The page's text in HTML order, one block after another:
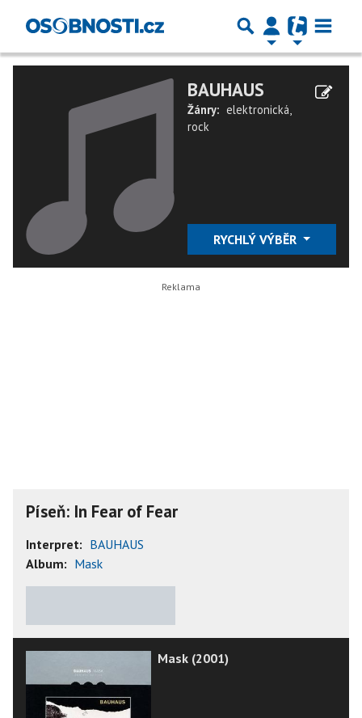
BAUHAUS
Žánry: elektronická,
rock
RYCHLÝ VÝBĚR
Píseň: In Fear of Fear
Interpret: BAUHAUS
Album: Mask
Mask (2001)